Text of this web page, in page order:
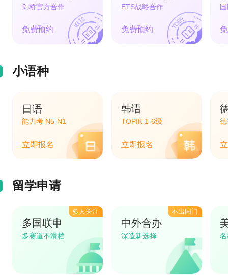
剑桥官方合作
免费预约
ETS战略合作
免费预约
小语种
日语
能力考 N5-N1
立即报名
韩语
TOPIK 1-6级
立即报名
留学申请
多国联申
多赛道不滑档
多人关注
中外合办
深造新选择
不出国门